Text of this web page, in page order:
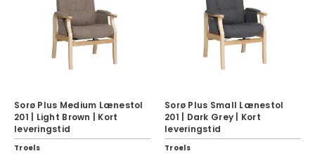
Sorø Plus Medium Lænestol
201 | Light Brown | Kort
leveringstid
Troels
Sorø Plus Small Lænestol
201 | Dark Grey | Kort
leveringstid
Troels